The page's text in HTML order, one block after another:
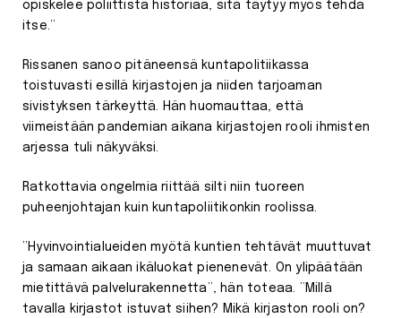
opiskelee poliittista historiaa, sitä täytyy myös tehdä
itse.”
Rissanen sanoo pitäneensä kuntapolitiikassa
toistuvasti esillä kirjastojen ja niiden tarjoaman
sivistyksen tärkeyttä. Hän huomauttaa, että
viimeistään pandemian aikana kirjastojen rooli ihmisten
arjessa tuli näkyväksi.
Ratkottavia ongelmia riittää silti niin tuoreen
puheenjohtajan kuin kuntapoliitikonkin roolissa.
”Hyvinvointialueiden myötä kuntien tehtävät muuttuvat
ja samaan aikaan ikäluokat pienenevät. On ylipäätään
mietittävä palvelurakennetta”, hän toteaa. ”Millä
tavalla kirjastot istuvat siihen? Mikä kirjaston rooli on?